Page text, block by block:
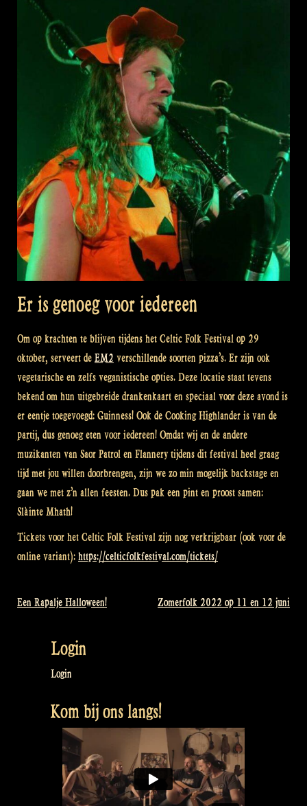
Er is genoeg voor iedereen
Om op krachten te blijven tijdens het Celtic Folk Festival op 29
oktober, serveert de EM2 verschillende soorten pizza’s. Er zijn ook
vegetarische en zelfs veganistische opties. Deze locatie staat tevens
bekend om hun uitgebreide drankenkaart en speciaal voor deze avond is
er eentje toegevoegd: Guinness! Ook de Cooking Highlander is van de
partij, dus genoeg eten voor iedereen! Omdat wij en de andere
muzikanten van Saor Patrol en Flannery tijdens dit festival heel graag
tijd met jou willen doorbrengen, zijn we zo min mogelijk backstage en
gaan we met z’n allen feesten. Dus pak een pint en proost samen:
Slàinte Mhath!
Tickets voor het Celtic Folk Festival zijn nog verkrijgbaar (ook voor de
online variant): https://celticfolkfestival.com/tickets/
Bericht
navigatie
Een Rapalje Halloween! Zomerfolk 2022 op 11 en 12 juni
Login
Login
Kom bij ons langs!